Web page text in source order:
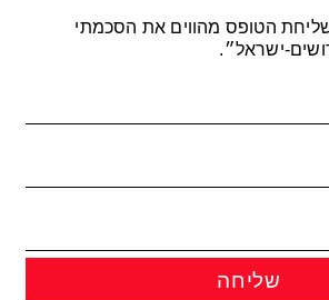
הטופס מהווים את הסכמתי
ישראל״.
שליחה